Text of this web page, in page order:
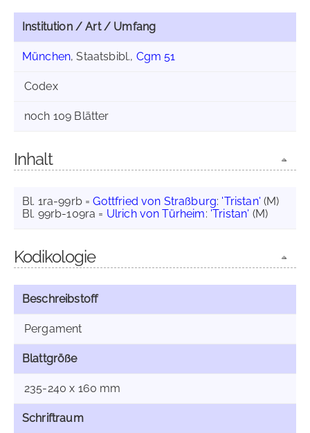
Institution / Art / Umfang
München, Staatsbibl., Cgm 51
Codex
noch 109 Blätter
Inhalt
Bl. 1ra-99rb =Gottfried von Straßburg: 'Tristan' (M)
Bl. 99rb-109ra = Ulrich von Türheim: 'Tristan' (M)
Kodikologie
Beschreibstoff
Pergament
Blattgröße
235-240 x 160 mm
Schriftraum